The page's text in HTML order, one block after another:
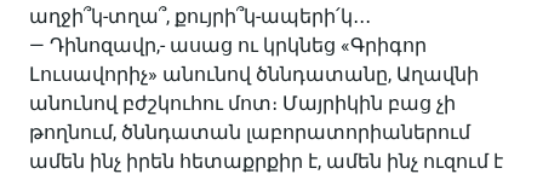
աղջի՞կ-տղա՞, քույրի՞կ-ապերի՛կ․․․
— Դինոզավր,- ասաց ու կրկնեց «Գրիգոր
Լուսավորիչ» անունով ծննդատանը, Աղավնի
անունով բժշկուհու մոտ։ Մայրիկին բաց չի
թողնում, ծննդատան լաբորատորիաներում
ամեն ինչ իրեն հետաքրքիր է, ամեն ինչ ուզում է